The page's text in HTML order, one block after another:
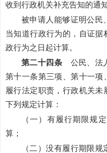
收到行政机关补充告知的通
被申请人能够证明公民
当知道行政行为的，自证
政行为之日起计算。
第二十四条 公民、法
第十一条第三项、第十一项
履行法定职责，行政机关
下列规定计算：
（一）有履行期限规
算；
（二）没有履行期限